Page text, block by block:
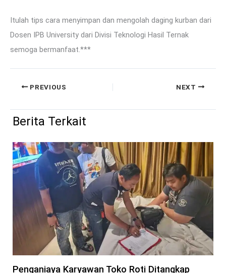
Itulah tips cara menyimpan dan mengolah daging kurban dari
Dosen IPB University dari Divisi Teknologi Hasil Ternak
semoga bermanfaat.***
PREVIOUS NEXT
Berita Terkait
Penganiaya Karyawan Toko Roti Ditangkap